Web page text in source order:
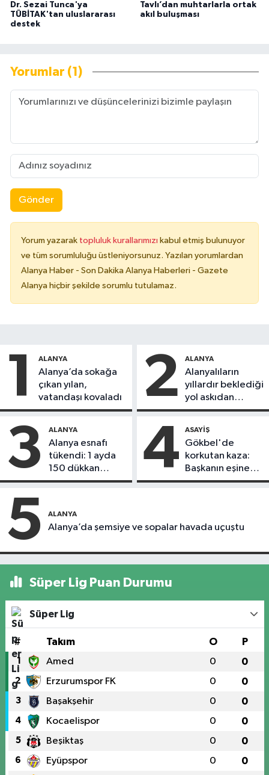
Dr. Sezai Tunca'ya
TÜBİTAK'tan uluslararası
destek
Tavlı’dan muhtarlarla ortak
akıl buluşması
Yorumlar (1)
Gönder
Yorum yazarak topluluk kurallarımızı kabul etmiş bulunuyor
ve tüm sorumluluğu üstleniyorsunuz. Yazılan yorumlardan
Alanya Haber - Son Dakika Alanya Haberleri - Gazete
Alanya hiçbir şekilde sorumlu tutulamaz.
1 ALANYA
Alanya’da sokağa
çıkan yılan,
vatandaşı kovaladı
2 ALANYA
Alanyalıların
yıllardır beklediği
yol askıdan
döndü
3 ALANYA
Alanya esnafı
tükendi: 1 ayda
150 dükkan
kapandı
4 ASAYIŞ
Gökbel'de
korkutan kaza:
Başkanın eşine
motosiklet çarptı
5 ALANYA
Alanya’da şemsiye ve sopalar havada uçuştu
Süper Lig Puan Durumu
Süper Lig
# Takım O P
1 Amed 0 0
2 Erzurumspor FK 0 0
3 Başakşehir 0 0
4 Kocaelispor 0 0
5 Beşiktaş 0 0
6 Eyüpspor 0 0